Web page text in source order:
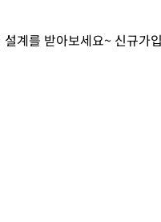
계를 받아보세요~ 신규가